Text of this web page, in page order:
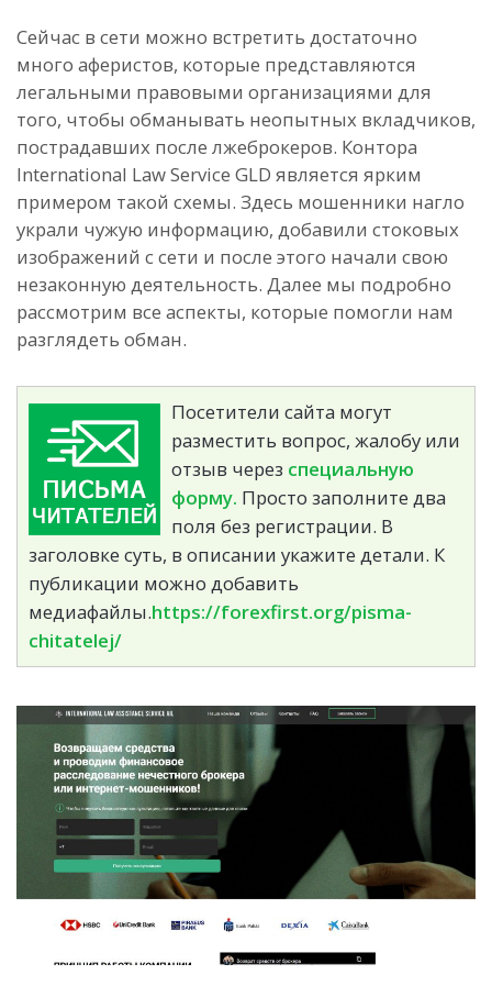
Сейчас в сети можно встретить достаточно
много аферистов, которые представляются
легальными правовыми организациями для
того, чтобы обманывать неопытных вкладчиков,
пострадавших после лжеброкеров. Контора
International Law Service GLD является ярким
примером такой схемы. Здесь мошенники нагло
украли чужую информацию, добавили стоковых
изображений с сети и после этого начали свою
незаконную деятельность. Далее мы подробно
рассмотрим все аспекты, которые помогли нам
разглядеть обман.
Посетители сайта могут
разместить вопрос, жалобу или
отзыв через специальную
форму. Просто заполните два
поля без регистрации. В
заголовке суть, в описании укажите детали. К
публикации можно добавить
медиафайлы.https://forexfirst.org/pisma-
chitatelej/